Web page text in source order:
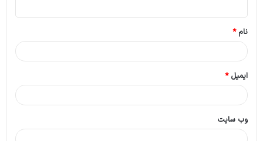
*
نام*
ایمیل*
وب‌ سایت